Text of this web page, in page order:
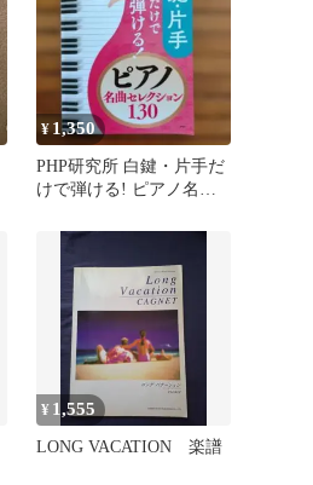
¥ 1,350
PHP研究所 白鍵・片手だ
けで弾ける! ピアノ名曲
¥ 1,555
LONG VACATION 楽譜